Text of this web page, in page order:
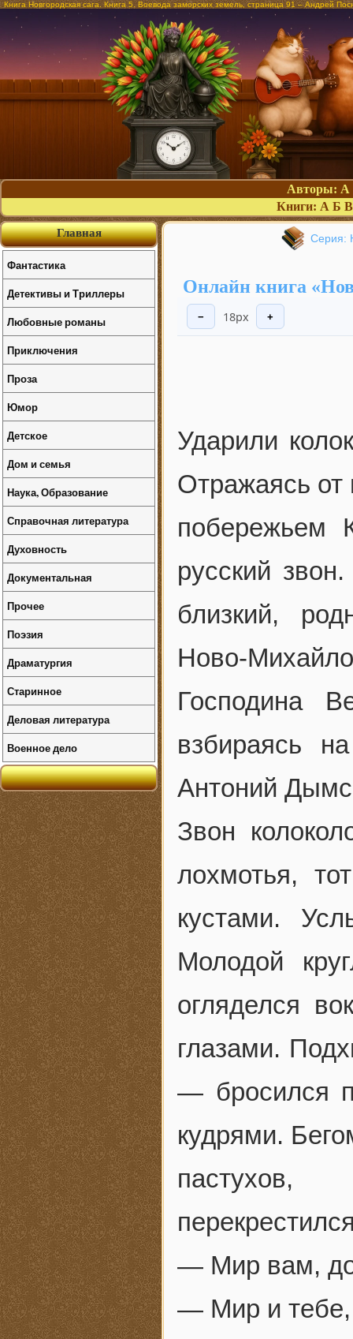
Книга Новгородская сага. Книга 5. Воевода заморских земель, страница 91 – Андрей
Авторы: А
Книги: А Б В
Серия:
Онлайн книга
− 18px +
Ударили
Отражаясь от
побережьем
русский
близкий,
Ново-
Господина
взбираясь
Антоний
Звон
лохмотья,
кустами.
Молодой
огляделся
глазами.
— бросился
кудрями.
пастухов,
— Мир вам,
— Мир и тебе,
Главная
Фантастика
Детективы и Триллеры
Любовные романы
Приключения
Проза
Юмор
Детское
Дом и семья
Наука, Образование
Справочная литература
Духовность
Документальная
Прочее
Поэзия
Драматургия
Старинное
Деловая литература
Военное дело